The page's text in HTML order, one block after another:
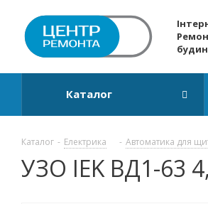
Каталог
Каталог - Електрика - Автоматика для
УЗО IEK ВД1-63